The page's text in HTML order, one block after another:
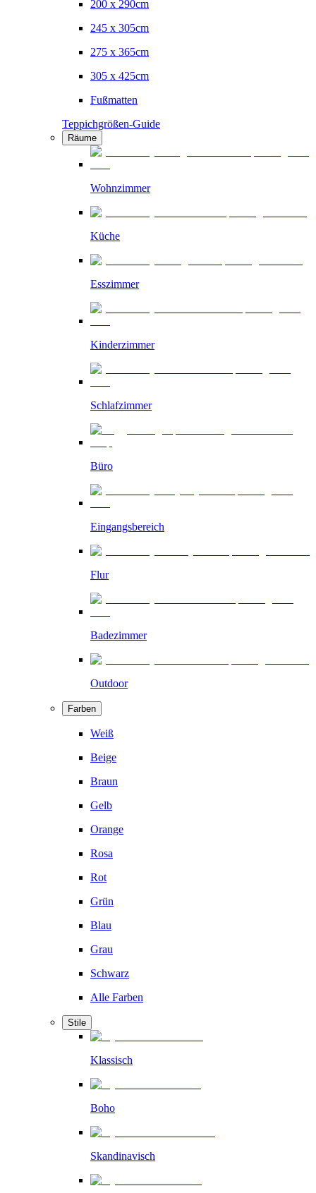
200 x 290cm
245 x 305cm
275 x 365cm
305 x 425cm
Fußmatten
Teppichgrößen-Guide
Räume
Wohnzimmer
Küche
Esszimmer
Kinderzimmer
Schlafzimmer
Büro
Eingangsbereich
Flur
Badezimmer
Outdoor
Farben
Weiß
Beige
Braun
Gelb
Orange
Rosa
Rot
Grün
Blau
Grau
Schwarz
Alle Farben
Stile
Klassisch
Boho
Skandinavisch